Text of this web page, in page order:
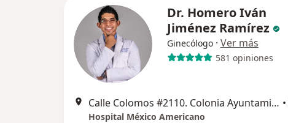
Dr. Homero Iván
Jiménez Ramírez
Ginecólogo · Ver más
581 opiniones
Calle Colomos #2110. Colonia Ayuntamiento, Guadalajara •
Hospital México Americano